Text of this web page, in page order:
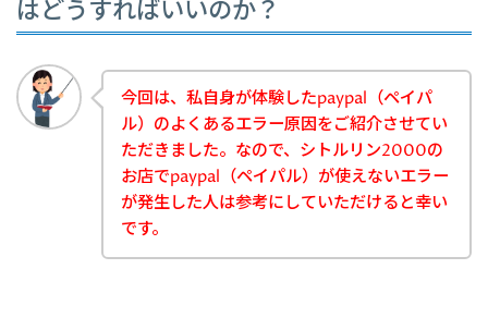
はどうすればいいのか？
今回は、私自身が体験したpaypal（ペイパ
ル）のよくあるエラー原因をご紹介させてい
ただきました。なので、シトルリン2000の
お店でpaypal（ペイパル）が使えないエラー
が発生した人は参考にしていただけると幸い
です。